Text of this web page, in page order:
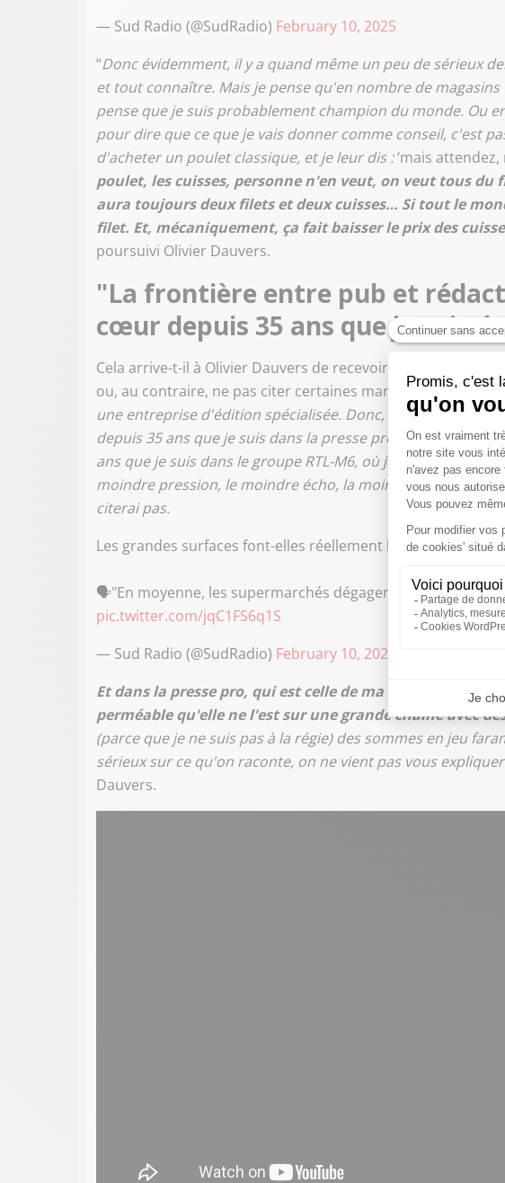
— Sud Radio (@SudRadio) February 10, 2025
“Donc évidemment, il y a quand même un peu de sérieux
et tout connaître. Mais je pense qu'en nombre de
pense que je suis probablement champion du monde. Ou
pour dire que ce que je vais donner comme conseil, c'est
d'acheter un poulet classique, et je leur dis :‘mais
poulet, les cuisses, personne n'en veut, on veut tous
aura toujours deux filets et deux cuisses… Si tout le
filet. Et, mécaniquement, ça fait baisser le prix des
poursuivi Olivier Dauvers.
"La frontière entre pub et
cœur depuis 35 ans que je suis
Cela arrive-t-il à Olivier Dauvers de recevoir des consignes
ou, au contraire, ne pas citer certaines marques ? "Je suis
une entreprise d'édition spécialisée. Donc, la frontière
depuis 35 ans que je suis dans la presse pro. Je dois dire en
ans que je suis dans le groupe RTL-M6, où je parle conso
moindre pression, le moindre écho, la moindre remarque
citerai pas.
Les grandes surfaces font-elles réellement beaucoup de
🗣️"En moyenne, les supermarchés dégagent environ 2 %
pic.twitter.com/jqC1FS6q1S
— Sud Radio (@SudRadio) February 10, 2025
Et dans la presse pro, qui est celle de ma famille
perméable qu'elle ne l'est sur une grande chaîne avec
(parce que je ne suis pas à la régie) des sommes en jeu
sérieux sur ce qu'on raconte, on ne vient pas vous
Dauvers.